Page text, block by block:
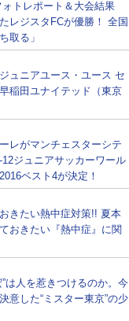
トレポート＆大会結果
レジスタFCが優勝！ 全国
取る」
ュニアユース・ユース セ
稲田ユナイテッド（東京
レがマンチェスターシテ
12ジュニアサッカーワール
ベスト4が決定！
きたい熱中症対策!! 夏本
おきたい『熱中症』に関
”は人を惹きつけるのか。今
意した“ミスター東京”の少